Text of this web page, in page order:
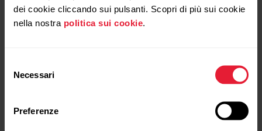
dei cookie cliccando sui pulsanti. Scopri di più sui cookie
nella nostra politica sui cookie
delNecessari
Preferenze